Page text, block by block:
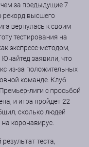
за предыдущие 7
рекорд высшего
вернулась к своим
тестирования на
экспресс-методом,
Юнайтед заявили, что
из-за положительных
команде. Клуб
лиги с просьбой
и игра пройдет 22
сколько людей
коронавирус.
теста,